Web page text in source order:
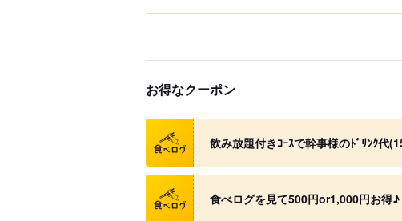
お得なクーポン
クーポン
飲み放題付きｺｰｽで幹事様のﾄﾞﾘﾝｸ代
クーポン
食べログを見て500円or1,000円お得♪